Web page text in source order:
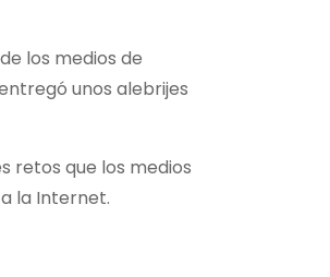
los medios de
unos alebrijes
retos que los medios
la Internet.